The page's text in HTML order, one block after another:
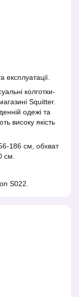
колготки-
Squitter.
одежі та
високу якість
186 см, обхват
см.
S022.